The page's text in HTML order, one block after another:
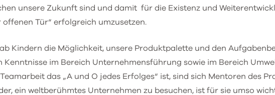
unsere Zukunft sind und damit für die Existenz und
Tür“ erfolgreich umzusetzen.
Kindern die Möglichkeit, unsere Produktpalette und den
Kenntnisse im Bereich Unternehmensführung sowie im Bereich
das „A und O jedes Erfolges“ ist, sind sich Mentoren des
ein weltberühmtes Unternehmen zu besuchen, ist für sie umso